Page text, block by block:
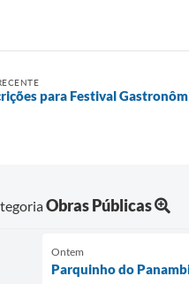
para Festival
Obras Públicas
Ontem
Parquinho do